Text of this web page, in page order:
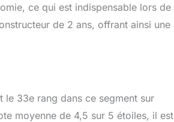
ce qui est indispensable lors de
de 2 ans, offrant ainsi une
le 33e rang dans ce segment sur
moyenne de 4,5 sur 5 étoiles, il est